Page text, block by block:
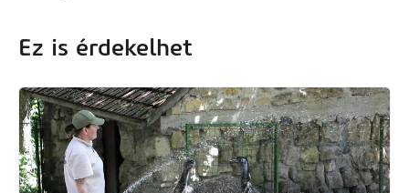
Ez is érdekelhet